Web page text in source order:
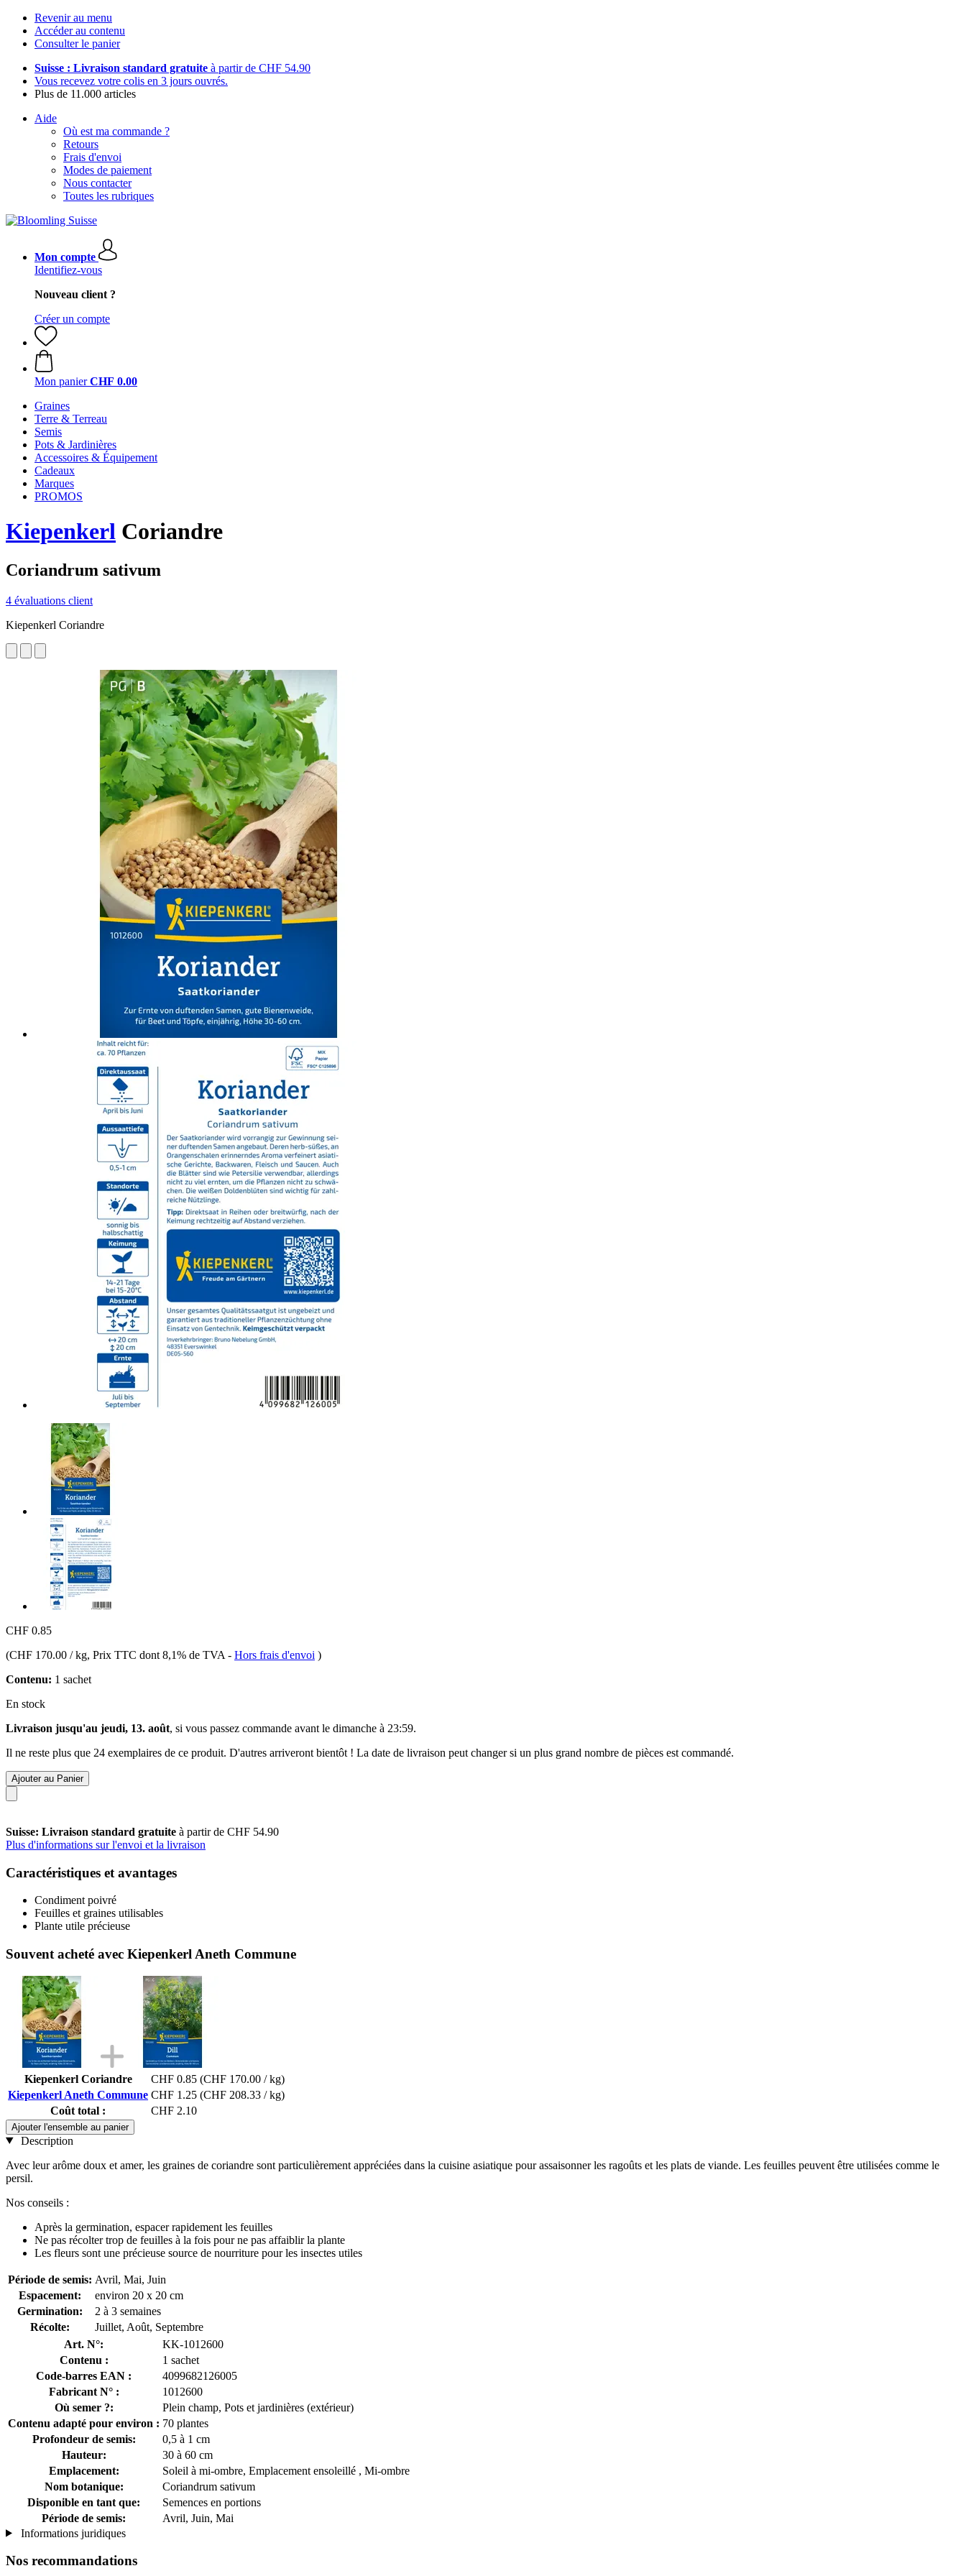
Revenir au menu
Accéder au contenu
Consulter le panier
Suisse : Livraison standard gratuite à partir de CHF 54.90
Vous recevez votre colis en 3 jours ouvrés.
Plus de 11.000 articles
Aide
Où est ma commande ?
Retours
Frais d'envoi
Modes de paiement
Nous contacter
Toutes les rubriques
Mon compte
Identifiez-vous
Nouveau client ?
Créer un compte
Mon panier CHF 0.00
Graines
Terre & Terreau
Semis
Pots & Jardinières
Accessoires & Équipement
Cadeaux
Marques
PROMOS
Kiepenkerl Coriandre
Coriandrum sativum
4 évaluations client
Kiepenkerl Coriandre
CHF 0.85
(CHF 170.00 / kg, Prix TTC dont 8,1% de TVA - Hors frais d'envoi )
Contenu: 1 sachet
En stock
Livraison jusqu'au jeudi, 13. août, si vous passez commande avant le dimanche à 23:59.
Il ne reste plus que 24 exemplaires de ce produit. D'autres arriveront bientôt ! La date de livraison peut changer si un plus grand nombre de pièces est commandé.
Ajouter au Panier
Suisse: Livraison standard gratuite à partir de CHF 54.90
Plus d'informations sur l'envoi et la livraison
Caractéristiques et avantages
Condiment poivré
Feuilles et graines utilisables
Plante utile précieuse
Souvent acheté avec Kiepenkerl Aneth Commune
Kiepenkerl Coriandre CHF 0.85 (CHF 170.00 / kg)
Kiepenkerl Aneth Commune CHF 1.25 (CHF 208.33 / kg)
Coût total :
CHF 2.10
Ajouter l'ensemble au panier
Description
Avec leur arôme doux et amer, les graines de coriandre sont particulièrement appréciées dans la cuisine asiatique pour assaisonner les ragoûts et les plats de viande. Les feuilles peuvent être utilisées comme le
persil.
Nos conseils :
Après la germination, espacer rapidement les feuilles
Ne pas récolter trop de feuilles à la fois pour ne pas affaiblir la plante
Les fleurs sont une précieuse source de nourriture pour les insectes utiles
Période de semis: Avril, Mai, Juin
Espacement:
environ 20 x 20 cm
Germination:
2 à 3 semaines
Récolte:
Juillet, Août, Septembre
Art. N°:
KK-1012600
Contenu :
1 sachet
Code-barres EAN :
4099682126005
Fabricant N° :
1012600
Où semer ?:
Plein champ, Pots et jardinières (extérieur)
Contenu adapté pour environ : 70 plantes
Profondeur de semis:
0,5 à 1 cm
Hauteur:
30 à 60 cm
Emplacement:
Soleil à mi-ombre, Emplacement ensoleillé , Mi-ombre
Nom botanique:
Coriandrum sativum
Disponible en tant que:
Semences en portions
Période de semis:
Avril, Juin, Mai
Informations juridiques
Nos recommandations